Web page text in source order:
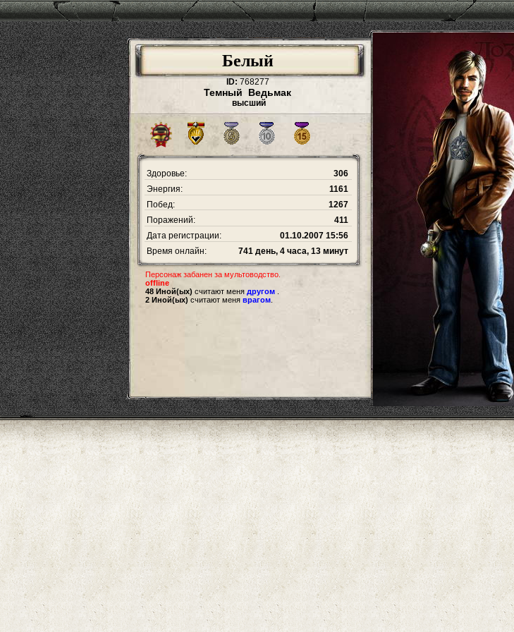
Белый
ID: 768277
Темный Ведьмак
высший
Здоровье:
306
Энергия:
1161
Побед:
1267
Поражений:
411
Дата регистрации:
01.10.2007 15:56
Время онлайн:
741 день, 4 часа, 13 минут
Персонаж забанен за мультоводство.
offline
48 Иной(ых) считают меня другом
2 Иной(ых) считают меня врагом